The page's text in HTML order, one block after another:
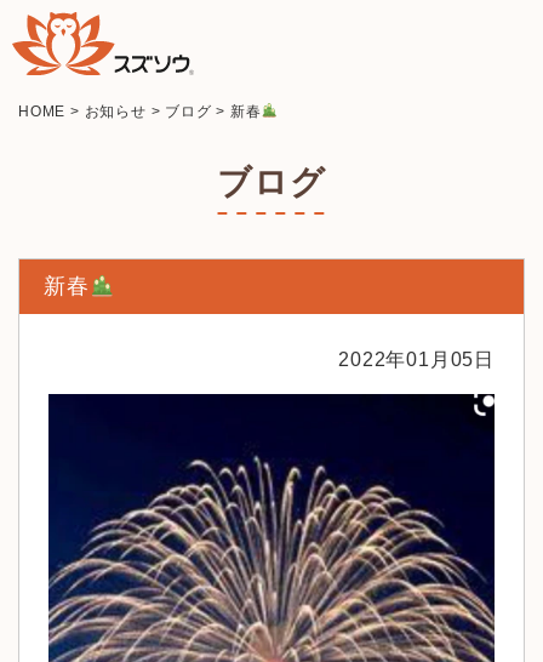
HOME > お知らせ > ブログ >新春
ブログ
新春
2022年01月05日